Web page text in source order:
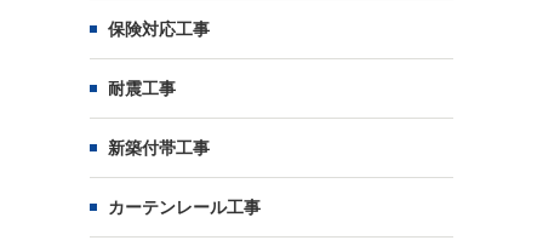
保険対応工事
耐震工事
新築付帯工事
カーテンレール工事